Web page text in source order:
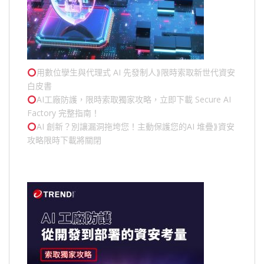
用數位孿生與代理式 AI 先發制人⟫限時索取新世代資安
白皮書
AI工廠防護，限時索取獨家攻略，立即下載 Secure AI
Factory 完整指南！
AI 創新？別讓漏洞拖垮您！主動保護您的AI 堆疊⟫資安
攻略限時下載將關閉